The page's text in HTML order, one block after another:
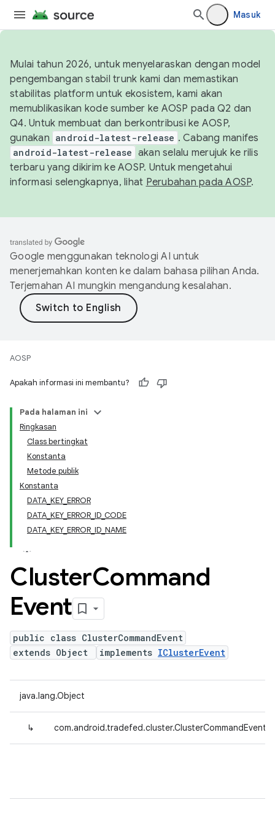
Masuk
Mulai tahun 2026, untuk menyelaraskan dengan model
pengembangan stabil trunk kami dan memastikan
stabilitas platform untuk ekosistem, kami akan
memublikasikan kode sumber ke AOSP pada Q2 dan
Q4. Untuk membuat dan berkontribusi ke AOSP,
gunakan android-latest-release . Cabang manifes
android-latest-release akan selalu merujuk ke rilis
terbaru yang dikirim ke AOSP. Untuk mengetahui
informasi selengkapnya, lihat Perubahan pada AOSP.
Google menggunakan teknologi AI untuk
menerjemahkan konten ke dalam bahasa pilihan Anda.
Terjemahan AI mungkin mengandung kesalahan.
AOSP
Apakah informasi ini membantu?
Pada halaman ini
Ringkasan
Class bertingkat
Konstanta
Metode publik
Konstanta
DATA_KEY_ERROR
DATA_KEY_ERROR_ID_CODE
DATA_KEY_ERROR_ID_NAME
ClusterCommand
Event
public class ClusterCommandEvent
extends Object
implements IClusterEvent
java.lang.Object
↳ com.android.tradefed.cluster.ClusterCommandEvent